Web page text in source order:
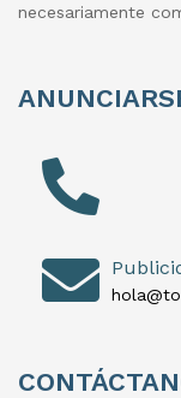
necesariamente